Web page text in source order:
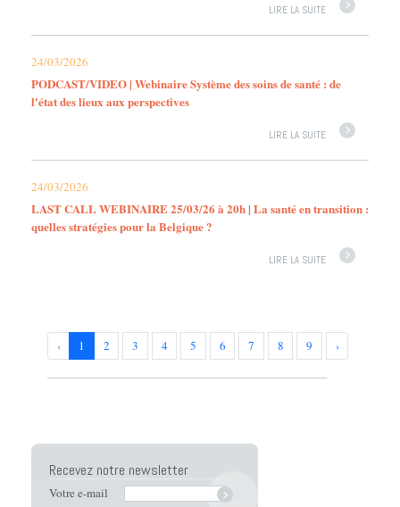
LIRE LA SUITE
24/03/2026
PODCAST/VIDEO | Webinaire Système des soins de santé : de
l'état des lieux aux perspectives
LIRE LA SUITE
24/03/2026
LAST CALL WEBINAIRE 25/03/26 à 20h | La santé en transition :
quelles stratégies pour la Belgique ?
LIRE LA SUITE
‹ 1 2 3 4 5 6 7 8 9 ›
Recevez notre newsletter
Votre e-mail